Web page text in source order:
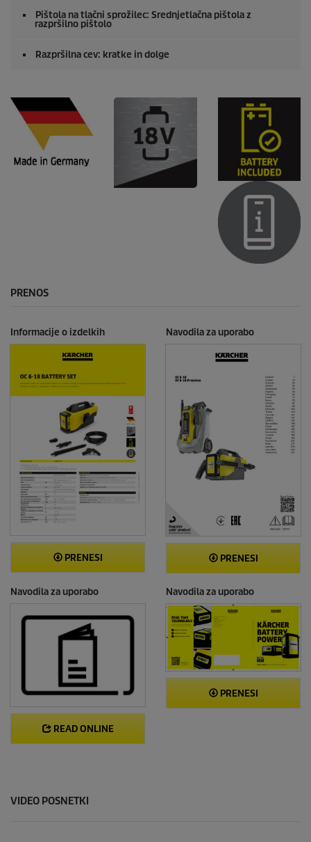
Pištola na tlačni sprožilec: Srednjetlačna pištola z
razpršilno pištolo
Razpršilna cev: kratke in dolge
PRENOS
Informacije o izdelkih
PRENESI
Navodila za uporabo
PRENESI
Navodila za uporabo
READ ONLINE
Navodila za uporabo
PRENESI
VIDEO POSNETKI